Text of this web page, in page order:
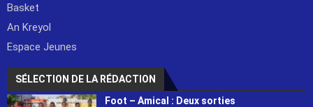
Basket
An Kreyol
Espace Jeunes
SÉLECTION DE LA RÉDACTION
Foot – Amical : Deux sorties